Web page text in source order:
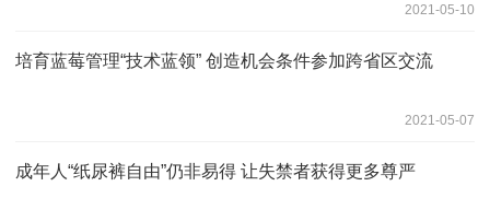
2021-05-10
培育蓝莓管理“技术蓝领” 创造机会条件参加跨省区交流
2021-05-07
成年人“纸尿裤自由”仍非易得 让失禁者获得更多尊严